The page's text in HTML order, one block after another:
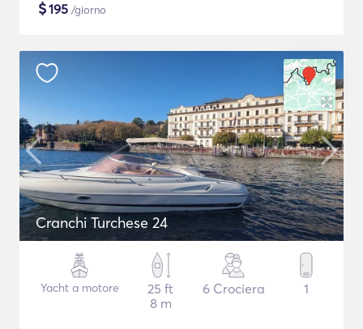
$195 /giorno
Cranchi Turchese 24
Yacht a motore
25 ft
8 m
6 Crociera 1